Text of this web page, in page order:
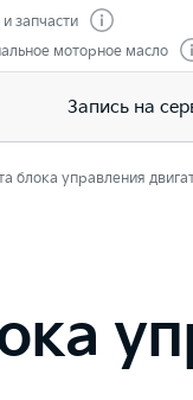
запчасти
моторное масло
Запись на
блока управления